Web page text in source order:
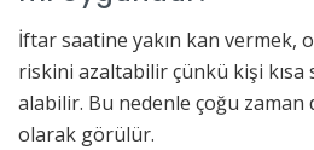
İftar saatine yakın kan vermek,
riskini azaltabilir çünkü kişi kısa
alabilir. Bu nedenle çoğu
olarak görülür.